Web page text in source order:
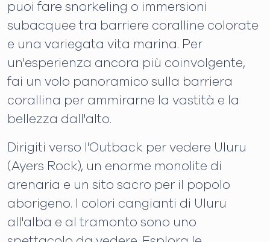
puoi fare snorkeling o immersioni
subacquee tra barriere coralline colorate
e una variegata vita marina. Per
un'esperienza ancora più coinvolgente,
fai un volo panoramico sulla barriera
corallina per ammirarne la vastità e la
bellezza dall'alto.
Dirigiti verso l'Outback per vedere Uluru
(Ayers Rock), un enorme monolite di
arenaria e un sito sacro per il popolo
aborigeno. I colori cangianti di Uluru
all'alba e al tramonto sono uno